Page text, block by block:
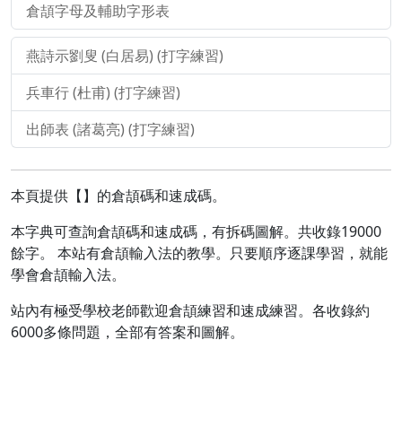
倉頡字母及輔助字形表
燕詩示劉叟 (白居易) (打字練習)
兵車行 (杜甫) (打字練習)
出師表 (諸葛亮) (打字練習)
本頁提供【】的倉頡碼和速成碼。
本字典可查詢倉頡碼和速成碼，有拆碼圖解。共收錄19000
餘字。 本站有倉頡輸入法的教學。只要順序逐課學習，就能
學會倉頡輸入法。
站內有極受學校老師歡迎倉頡練習和速成練習。各收錄約
6000多條問題，全部有答案和圖解。